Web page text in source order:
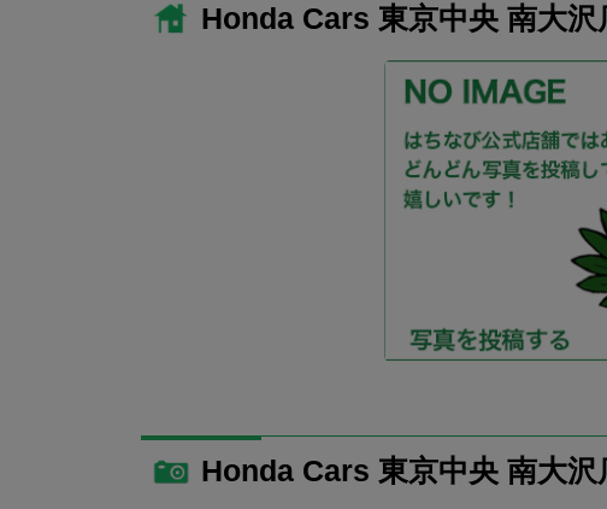
Honda Cars 東京中央 南大沢
Honda Cars 東京中央 南大沢